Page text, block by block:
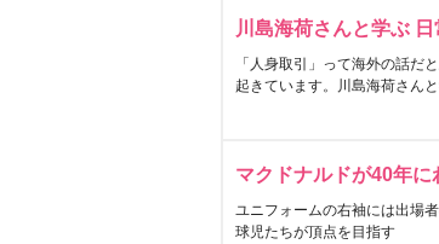
川島海荷さんと学ぶ
「人身取引」って海外の話だ
起きています。川島海荷さん
マクドナルドが40年に
ユニフォームの右袖には出場
球児たちが頂点を目指す